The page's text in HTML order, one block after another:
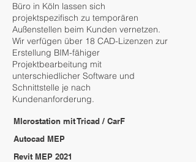
Büro in Köln lassen sich
projektspezifisch zu temporären
Außenstellen beim Kunden vernetzen.
Wir verfügen über 18 CAD-Lizenzen zur
Erstellung BIM-fähiger
Projektbearbeitung mit
unterschiedlicher Software und
Schnittstelle je nach
Kundenanforderung.
MIcrostation mit Tricad / CarF
Autocad MEP
Revit MEP 2021